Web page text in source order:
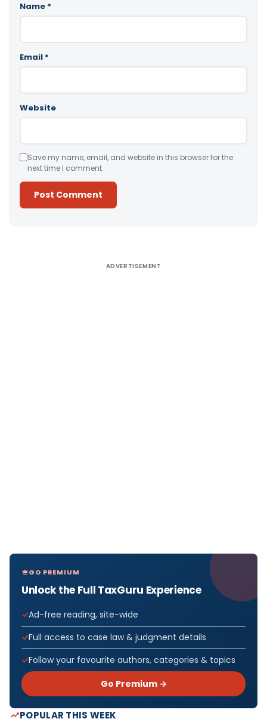
Name *
Email *
Website
Save my name, email, and website in this browser for the
next time I comment.
ADVERTISEMENT
GO PREMIUM
Unlock the Full TaxGuru Experience
Ad-free reading, site-wide
Full access to case law & judgment details
Follow your favourite authors, categories & topics
Go Premium →
POPULAR THIS WEEK